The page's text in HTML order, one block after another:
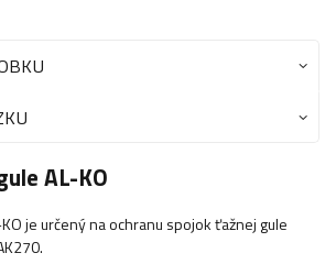
AL-KO
je určený na ochranu spojok ťažnej gule